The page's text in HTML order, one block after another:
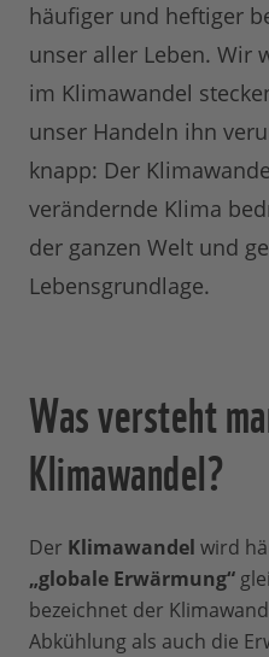
häufiger und heftiger
unser aller Leben. Wir
im Klimawandel
unser Handeln ihn
knapp: Der
verändernde Klima
der ganzen Welt und
Lebensgrundlage.
Was versteht
Klimawandel?
Der Klimawandel wird
„globale Erwärmung“
bezeichnet der
Abkühlung als auch die